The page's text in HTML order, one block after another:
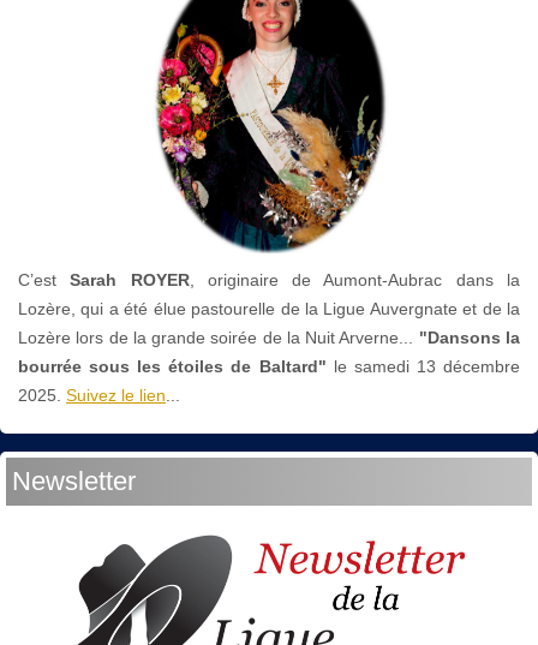
C’estSarah ROYER, originaire de Aumont-Aubrac dans la
Lozère, qui a été élue pastourelle de la Ligue Auvergnate et de la
Lozère lors de la grande soirée de la Nuit Arverne...
"Dansons la
bourrée sous les étoiles de Baltard" le samedi 13 décembre
2025. Suivez le lien
Newsletter